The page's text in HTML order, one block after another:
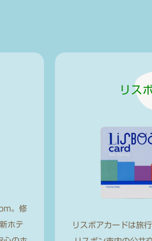
。修
ホテ
リス
リスボアカードは旅